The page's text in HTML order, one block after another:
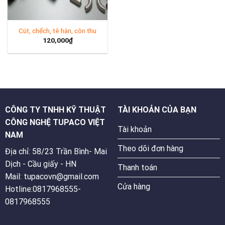
Cút, chếch, tê hàn, côn thu
120,000₫
CÔNG TY TNHH KỸ THUẬT
CÔNG NGHỆ TUPACO VIỆT
NAM
Địa chỉ: 58/23 Trần Bình- Mai
Dịch - Cầu giấy - HN
Mail: tupacovn@gmail.com
Hotline:0817968555-
0817968555
TÀI KHOẢN CỦA BẠN
Tài khoản
Theo dõi đơn hàng
Thanh toán
Cửa hàng